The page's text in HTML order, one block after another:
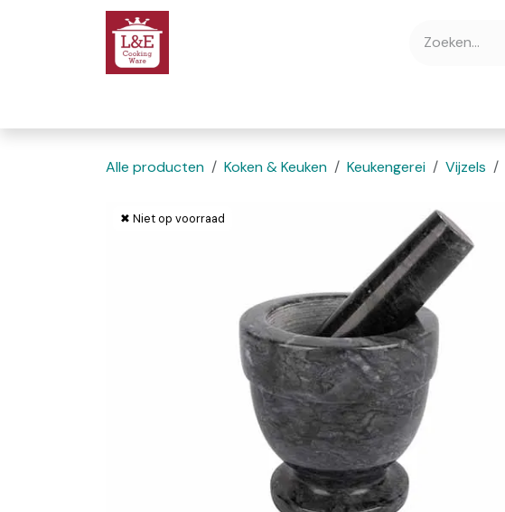
Overslaan naar inhoud
Alle producten Koken & Keuken Keukengerei Vijzels
✖ Niet op voorraad